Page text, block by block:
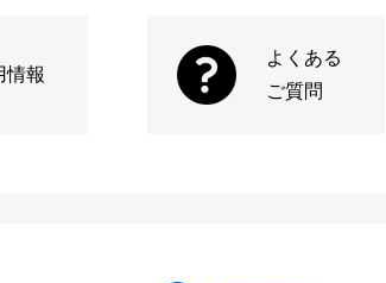
情報
よくある
ご質問